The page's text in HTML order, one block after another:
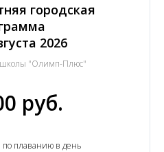
городская
2026
школы "Олимп-Плюс"
руб.
по плаванию в день